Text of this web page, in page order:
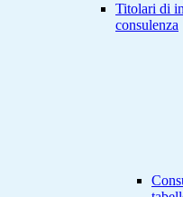
Titolari di
consulenza